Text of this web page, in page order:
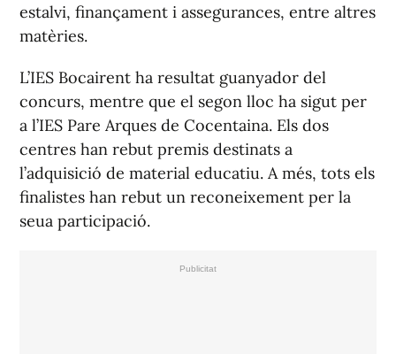
estalvi, finançament i assegurances, entre altres
matèries.
L’IES Bocairent ha resultat guanyador del
concurs, mentre que el segon lloc ha sigut per
a l’IES Pare Arques de Cocentaina. Els dos
centres han rebut premis destinats a
l’adquisició de material educatiu. A més, tots els
finalistes han rebut un reconeixement per la
seua participació.